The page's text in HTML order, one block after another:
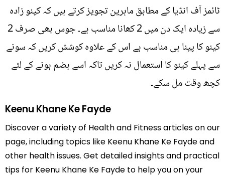
ٹائمز آف انڈیا کے مطابق ماہرین تجویز کرتے ہیں کہ کینو زادہ
سے زیادہ ایک دن میں 2 کھانا مناسب ہے۔ جوس بھی صرف 2
کینو کا پینا ہی مناسب ہے اس کے علاوہ کوشش کریں کہ سونے
سے پہلے کینو کا استعمال نہ کریں تاکہ اسے ہضم ہونے کے لئے
کچھ وقت مل سکے۔
Keenu Khane Ke Fayde
Discover a variety of Health and Fitness articles on our
page, including topics like Keenu Khane Ke Fayde and
other health issues. Get detailed insights and practical
tips for Keenu Khane Ke Fayde to help you on your